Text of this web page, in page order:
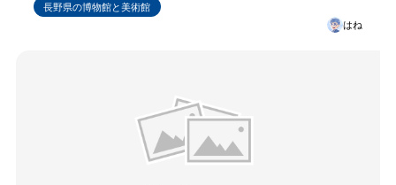
長野県の博物館と美術館
はね